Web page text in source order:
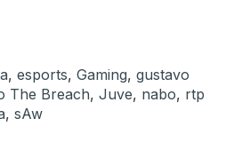
, esports, Gaming, gustavo
The Breach, Juve, nabo, rtp
, sAw